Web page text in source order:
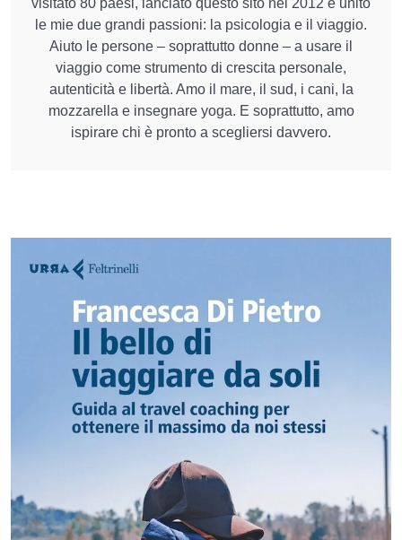
visitato 80 paesi, lanciato questo sito nel 2012 e unito
le mie due grandi passioni: la psicologia e il viaggio.
Aiuto le persone – soprattutto donne – a usare il
viaggio come strumento di crescita personale,
autenticità e libertà. Amo il mare, il sud, i cani, la
mozzarella e insegnare yoga. E soprattutto, amo
ispirare chi è pronto a scegliersi davvero.